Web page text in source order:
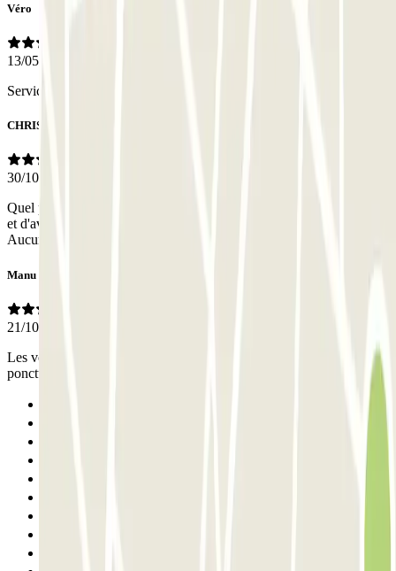
Véro
13/05/2026
Service excellent
CHRISTIAN
30/10/2025
Quel plaisir après un très long trajet (avion + train) d'arriver à la gare
et d'avoir sa voiture à disposition à l'arrêt minute à 2 mn des voies.
Aucune attente, aucun problème. Service au top !
Manu
21/10/2025
Les voituriers ne son pas habillé àvec le nom de la société, et la
ponctualité reste a desire surtout pour la réception de ma voiture.